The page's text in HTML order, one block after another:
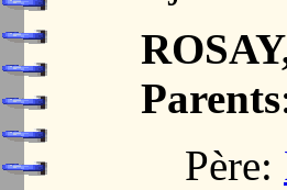
Parents
Père: